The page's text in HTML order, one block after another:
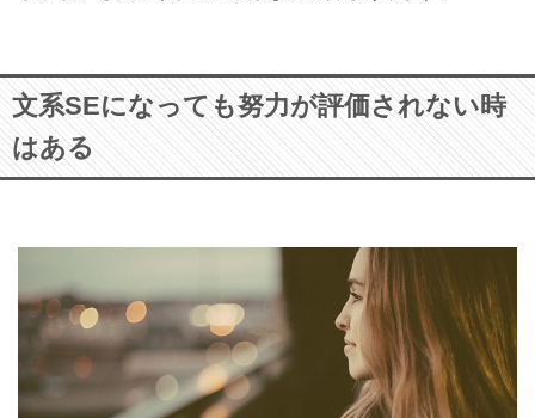
文系SEになっても努力が評価されない時
はある